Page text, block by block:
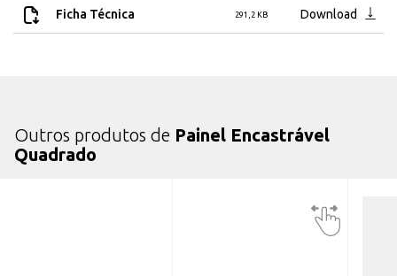
Ficha Técnica 291,2 KB Download
Outros produtos de Painel Encastrável
Quadrado